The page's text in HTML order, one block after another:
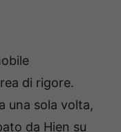
di rigore.
una sola volta,
da Hien su